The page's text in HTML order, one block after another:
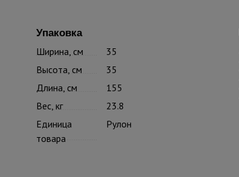
Упаковка
Ширина, см
35
Высота, см
35
Длина, см
155
Вес, кг
23.8
Единица
товара
Рулон